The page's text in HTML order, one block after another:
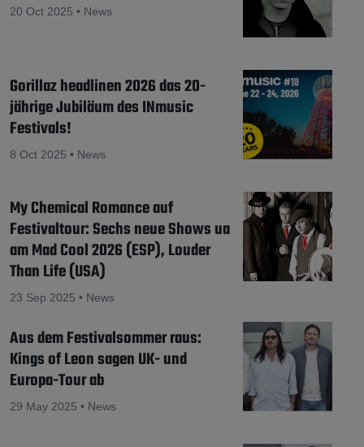
20 Oct 2025 • News
Gorillaz headlinen 2026 das 20-
jährige Jubiläum des INmusic
Festivals!
8 Oct 2025 • News
My Chemical Romance auf
Festivaltour: Sechs neue Shows ua
am Mad Cool 2026 (ESP), Louder
Than Life (USA)
23 Sep 2025 • News
Aus dem Festivalsommer raus:
Kings of Leon sagen UK- und
Europa-Tour ab
29 May 2025 • News